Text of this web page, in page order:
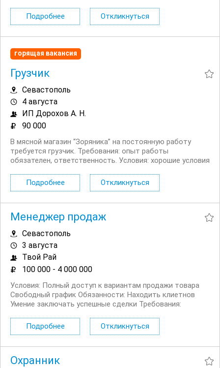
ингредиентов (нарезать, варить‚ обжаривать), мытье
полов, кухонной...
Подробнее Откликнуться
горящая вакансия
Грузчик
Севастополь
4 августа
ИП Дорохов А. Н.
90 000
В мясной магазин “Зоряника” на постоянную работу
требуется грузчик. Требования: опыт работы
обязателен, ответственность. Условия: хорошие условия
19.00, форма одежды...
Подробнее Откликнуться
Менеджер продаж
Севастополь
3 августа
Твой Рай
100 000 - 4 000 000
Условия: Полный доступ к вариантам продажи товара
Свободный график Обязанности: Находить клиетнов
Умение заключать успешные сделки Требования:
доделывать начало...
Подробнее Откликнуться
Охранник